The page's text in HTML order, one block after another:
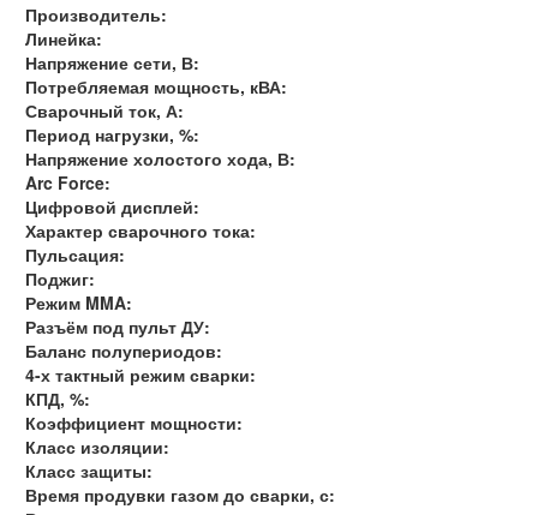
Производитель:
Линейка:
Напряжение сети, В:
Потребляемая мощность, кВА:
Сварочный ток, А:
Период нагрузки, %:
Напряжение холостого хода, В:
Arc Force:
Цифровой дисплей:
Характер сварочного тока:
Пульсация:
Поджиг:
Режим MMA:
Разъём под пульт ДУ:
Баланс полупериодов:
4-х тактный режим сварки:
КПД, %:
Коэффициент мощности:
Класс изоляции:
Класс защиты:
Время продувки газом до сварки, с: